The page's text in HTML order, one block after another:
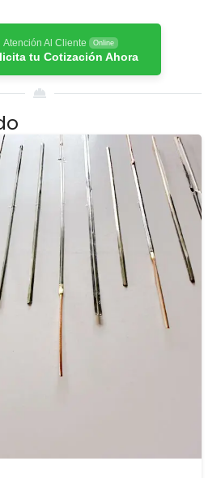
Atención Al Cliente Online
tu Cotización Ahora